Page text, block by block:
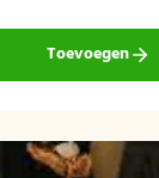
Toevoegen